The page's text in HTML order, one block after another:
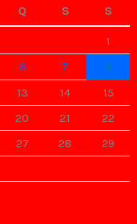
Q S S
1
6 7
8
13 14
15
20 21
22
27 28
29